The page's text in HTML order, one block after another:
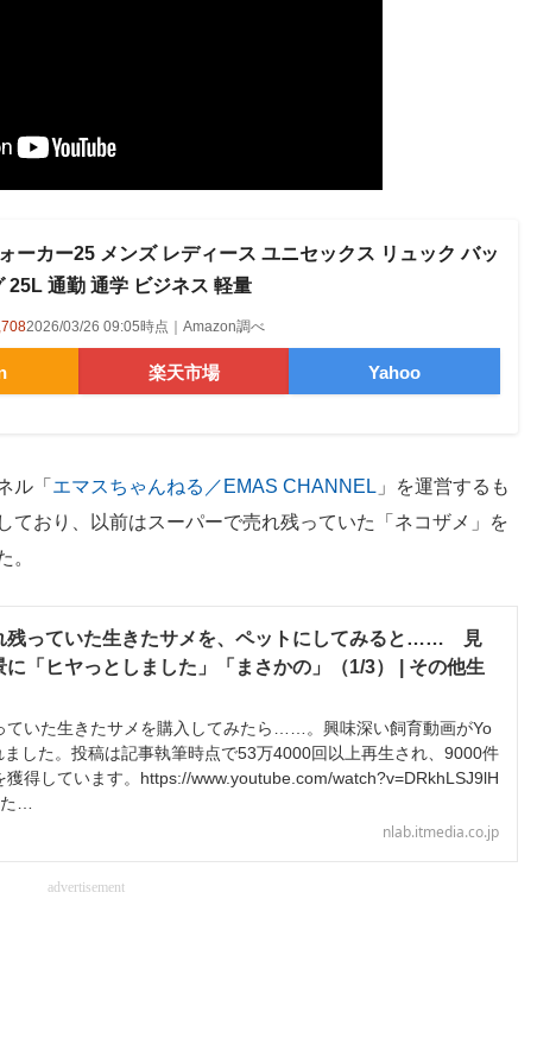
ーカー25 メンズ レディース ユニセックス リュック バッ
25L 通勤 通学 ビジネス 軽量
2026/03/26 09:05時点｜Amazon調べ
楽天市場 Yahoo
ル「 エマスちゃんねる／EMAS CHANNEL 」を運営するも
ており、以前はスーパーで売れ残っていた「ネコザメ」を
。
残っていた生きたサメを、ペットにしてみると…… 見
に「ヒヤっとしました」「まさかの」（1/3） | その他生
いた生きたサメを購入してみたら……。興味深い飼育動画がYo
ました。投稿は記事執筆時点で53万4000回以上再生され、9000件
獲得しています。https://www.youtube.com/watch?v=DRkhLSJ9lH
…
nlab.itmedia.co.jp
advertisement